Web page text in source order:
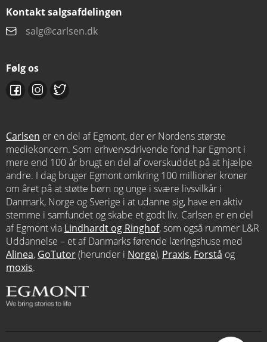
Kontakt salgsafdelingen
salg@carlsen.dk
Følg os
Carlsen er en del af Egmont, der er Nordens største
mediekoncern. Som erhvervsdrivende fond har Egmont i
mere end 100 år brugt en del af overskuddet på at hjælpe
andre. I dag bruger Egmont omkring 100 millioner kroner
om året på at støtte børn og unge i svære livsvilkår i
Danmark, Norge og Sverige i at udanne sig, have en aktiv
stemme i samfundet og skabe et godt liv. Carlsen er en del
af Egmont via Lindhardt og Ringhof, som også rummer L&R
Uddannelse – et af Danmarks førende læringshuse med
Alinea, GoTutor(herunder i Norge), Praxis, Forstå og
moxis.